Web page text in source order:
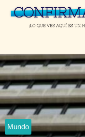
Mundo